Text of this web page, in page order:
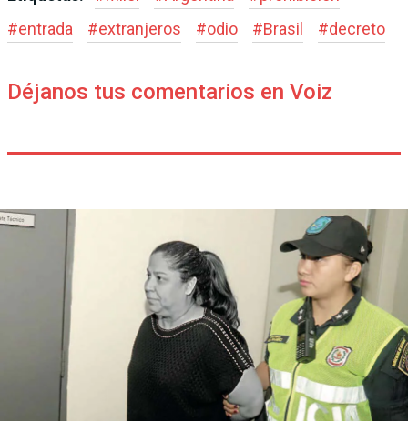
#entrada #extranjeros #odio #Brasil #decreto
Déjanos tus comentarios en Voiz